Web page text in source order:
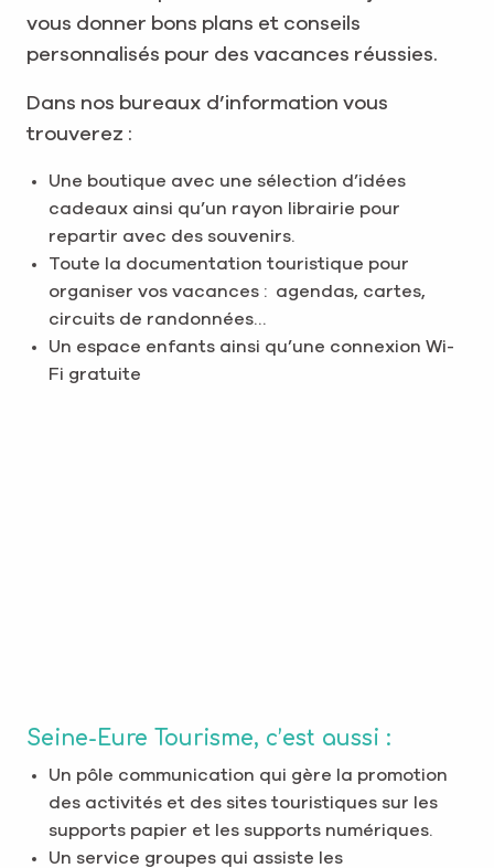
vous donner bons plans et conseils
personnalisés pour des vacances réussies.
Dans nos bureaux d’information vous
trouverez :
Une boutique avec une sélection d’idées
cadeaux ainsi qu’un rayon librairie pour
repartir avec des souvenirs.
Toute la documentation touristique pour
organiser vos vacances : agendas, cartes,
circuits de randonnées…
Un espace enfants ainsi qu’une connexion Wi-
Fi gratuite
Seine-Eure Tourisme, c’est aussi :
Un pôle communication qui gère la promotion
des activités et des sites touristiques sur les
supports papier et les supports numériques.
Un service groupes qui assiste les